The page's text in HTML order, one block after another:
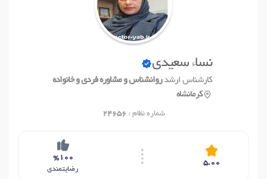
نساء سعیدی
کارشناس ارشدروانشناس و مشاوره فردی و خانواده
کرمانشاه
شماره نظام : 24656
5.00
%100
رضایتمندی